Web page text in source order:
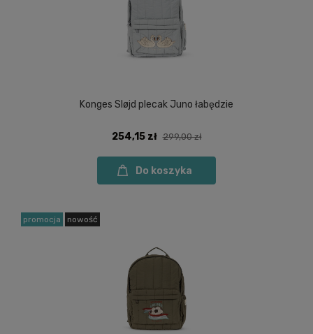
Konges Sløjd plecak Juno łabędzie
254,15 zł 299,00 zł
Do koszyka
promocja nowość